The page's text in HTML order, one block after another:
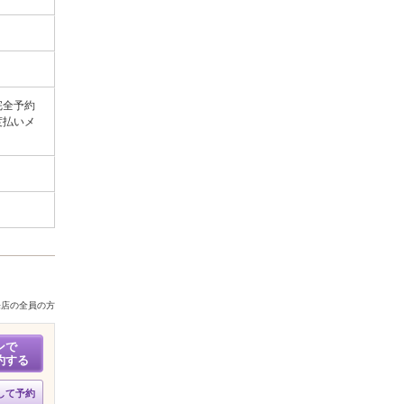
全予約
いメ
の全員の方
で
する
て予約